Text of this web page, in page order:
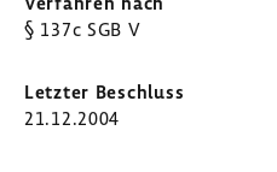
§ 137c SGB V
21.12.2004